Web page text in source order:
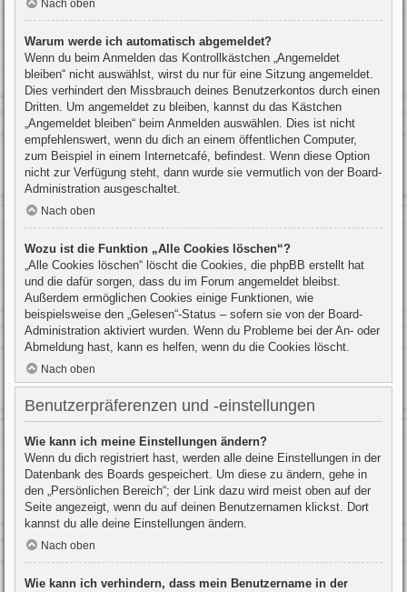
Nach oben
Warum werde ich automatisch abgemeldet?
Wenn du beim Anmelden das Kontrollkästchen „Angemeldet
bleiben“ nicht auswählst, wirst du nur für eine Sitzung angemeldet.
Dies verhindert den Missbrauch deines Benutzerkontos durch einen
Dritten. Um angemeldet zu bleiben, kannst du das Kästchen
„Angemeldet bleiben“ beim Anmelden auswählen. Dies ist nicht
empfehlenswert, wenn du dich an einem öffentlichen Computer,
zum Beispiel in einem Internetcafé, befindest. Wenn diese Option
nicht zur Verfügung steht, dann wurde sie vermutlich von der Board-
Administration ausgeschaltet.
Nach oben
Wozu ist die Funktion „Alle Cookies löschen“?
„Alle Cookies löschen“ löscht die Cookies, die phpBB erstellt hat
und die dafür sorgen, dass du im Forum angemeldet bleibst.
Außerdem ermöglichen Cookies einige Funktionen, wie
beispielsweise den „Gelesen“-Status – sofern sie von der Board-
Administration aktiviert wurden. Wenn du Probleme bei der An- oder
Abmeldung hast, kann es helfen, wenn du die Cookies löscht.
Nach oben
Benutzerpräferenzen und -einstellungen
Wie kann ich meine Einstellungen ändern?
Wenn du dich registriert hast, werden alle deine Einstellungen in der
Datenbank des Boards gespeichert. Um diese zu ändern, gehe in
den „Persönlichen Bereich“; der Link dazu wird meist oben auf der
Seite angezeigt, wenn du auf deinen Benutzernamen klickst. Dort
kannst du alle deine Einstellungen ändern.
Nach oben
Wie kann ich verhindern, dass mein Benutzername in der